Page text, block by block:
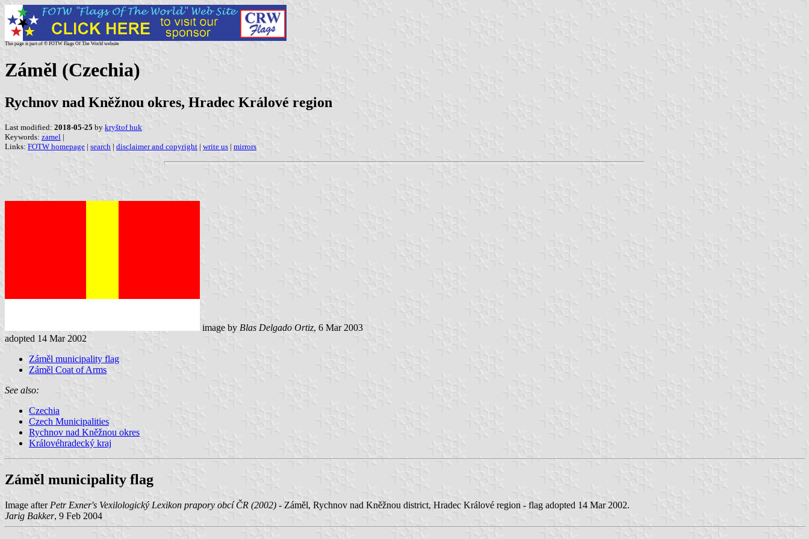
This page is part of © FOTW Flags Of The World website
Záměl (Czechia)
Rychnov nad Kněžnou okres, Hradec Králové region
Last modified: 2018-05-25 by kryštof huk
Keywords: zamel |
Links: FOTW homepage | search | disclaimer and copyright | write us | mirrors
image by Blas Delgado Ortiz, 6 Mar 2003
adopted 14 Mar 2002
Záměl municipality flag
Záměl Coat of Arms
See also:
Czechia
Czech Municipalities
Rychnov nad Kněžnou okres
Královéhradecký kraj
Záměl municipality flag
Image after Petr Exner's Vexilologický Lexikon prapory obcí ČR (2002) - Záměl, Rychnov nad Kněžnou district, Hradec Králové region - flag adopted 14 Mar 2002.
Jarig Bakker, 9 Feb 2004